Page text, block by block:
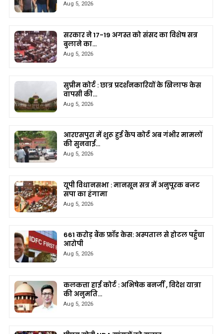
Aug 5, 2026
सरकार ने 17-19 अगस्त को संसद का विशेष सत्र
बुलाने का…
Aug 5, 2026
सुप्रीम कोर्ट : छात्र प्रदर्शनकारियों के खिलाफ केस
वापसी की…
Aug 5, 2026
आरएसपुरा में शुरू हुई कैंप कोर्ट अब गंभीर मामलों
की सुनवाई…
Aug 5, 2026
यूपी विधानसभा : मानसून सत्र में अनुपूरक बजट
सपा का हंगामा
Aug 5, 2026
661 करोड़ बैंक फ्रॉड केस: अस्पताल से होटल पहुँचा
आरोपी
Aug 5, 2026
कलकत्ता हाई कोर्ट : अभिषेक बनर्जी , विदेश यात्रा
की अनुमति…
Aug 5, 2026